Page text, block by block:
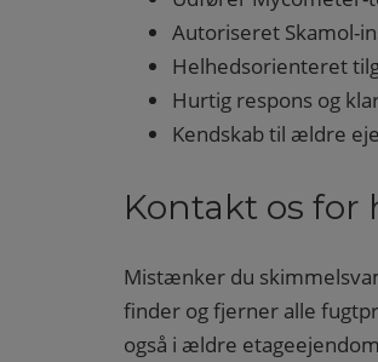
Autoriseret Skamol-
Helhedsorienteret
Hurtig respons og
Kendskab til ældre
Kontakt os for
Mistænker du
finder og fjerner alle
også i ældre